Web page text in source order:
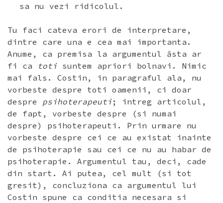
sa nu vezi ridicolul.
Tu faci cateva erori de interpretare,
dintre care una e cea mai importanta.
Anume, ca premisa la argumentul ăsta ar
fi ca
toti suntem apriori bolnavi. Nimic
mai fals. Costin, in paragraful ala, nu
vorbeste despre toti oamenii, ci doar
despre psihoterapeuti; intreg articolul,
de fapt, vorbeste despre (si numai
despre) psihoterapeuti. Prin urmare nu
vorbeste despre cei ce au existat inainte
de psihoterapie sau cei ce nu au habar de
psihoterapie. Argumentul tau, deci, cade
din start. Ai putea, cel mult (si tot
gresit), concluziona ca argumentul lui
Costin spune ca conditia necesara si